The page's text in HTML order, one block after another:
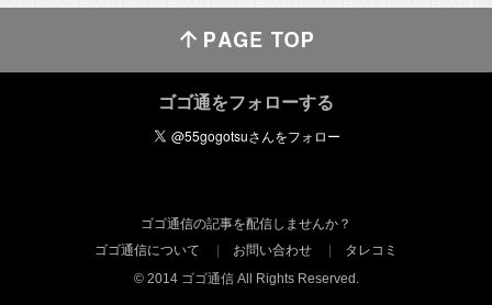
ゴゴ通をフォローする
ゴゴ通信の記事を配信しませんか？
ゴゴ通信について
お問い合わせ
タレコミ
© 2014 ゴゴ通信 All Rights Reserved.